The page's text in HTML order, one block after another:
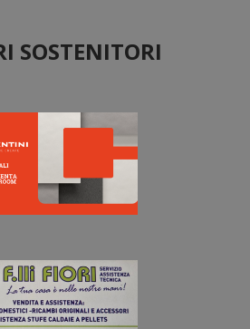
SOSTENITORI